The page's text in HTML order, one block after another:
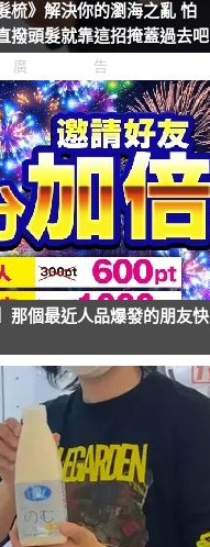
梳》解決你的瀏海之亂 怕
撥頭髮就靠這招掩蓋過去吧
廣告
那個最近人品爆發的朋友快